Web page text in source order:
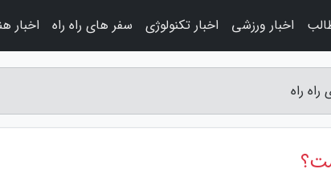
راه
اخبار ورزشی اخبار تکنولوژی سفر های راه راه اخبار